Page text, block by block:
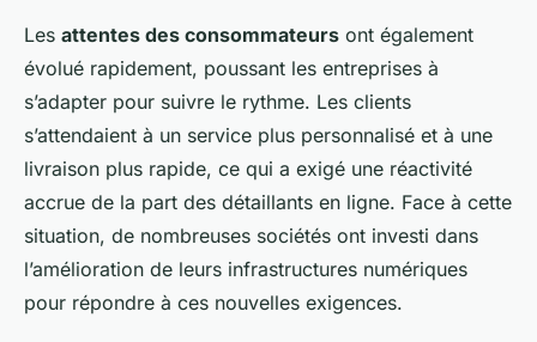
Les attentes des consommateurs ont également
évolué rapidement, poussant les entreprises à
s’adapter pour suivre le rythme. Les clients
s’attendaient à un service plus personnalisé et à une
livraison plus rapide, ce qui a exigé une réactivité
accrue de la part des détaillants en ligne. Face à cette
situation, de nombreuses sociétés ont investi dans
l’amélioration de leurs infrastructures numériques
pour répondre à ces nouvelles exigences.